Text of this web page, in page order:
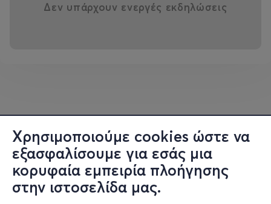
Χρησιμοποιούμε cookies ώστε να
εξασφαλίσουμε για εσάς μια
κορυφαία εμπειρία πλοήγησης
στην ιστοσελίδα μας.
Δεν υπάρχουν ενεργές εκδηλώσεις